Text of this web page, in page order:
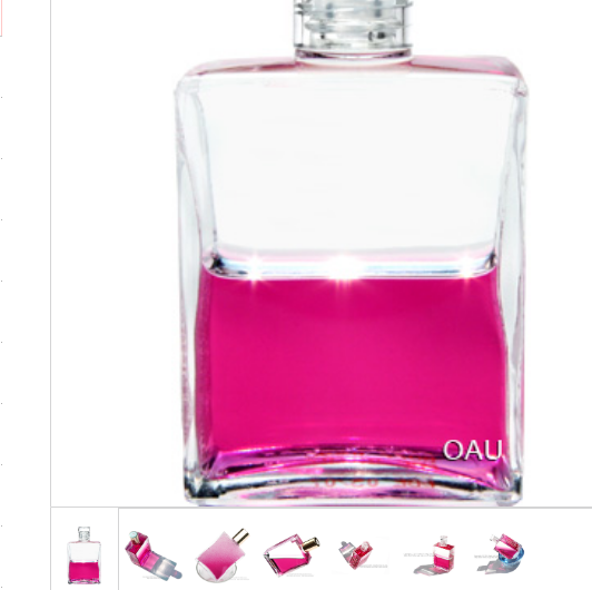
ポマンダーエアコンディショナー
クイントエッセンスエアコンディショナー